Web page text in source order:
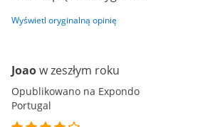
Wyświetl oryginalną opinię
Joaow zeszłym roku
Opublikowano na Expondo
Portugal